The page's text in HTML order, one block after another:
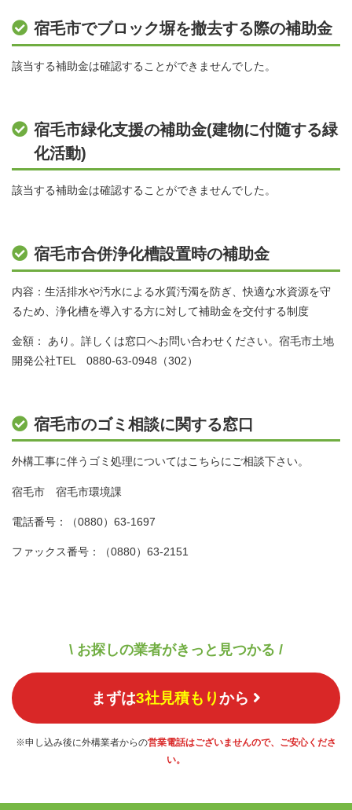
宿毛市でブロック塀を撤去する際の補助金
該当する補助金は確認することができませんでした。
宿毛市緑化支援の補助金(建物に付随する緑
化活動)
該当する補助金は確認することができませんでした。
宿毛市合併浄化槽設置時の補助金
内容：生活排水や汚水による水質汚濁を防ぎ、快適な水資源を守
るため、浄化槽を導入する方に対して補助金を交付する制度
金額： あり。詳しくは窓口へお問い合わせください。宿毛市土地
開発公社TEL 0880-63-0948（302）
宿毛市のゴミ相談に関する窓口
外構工事に伴うゴミ処理についてはこちらにご相談下さい。
宿毛市 宿毛市環境課
電話番号：（0880）63-1697
ファックス番号：（0880）63-2151
\ お探しの業者がきっと見つかる /
まずは3社見積もりから
※申し込み後に外構業者からの営業電話はございませんので、ご安心くださ
い。